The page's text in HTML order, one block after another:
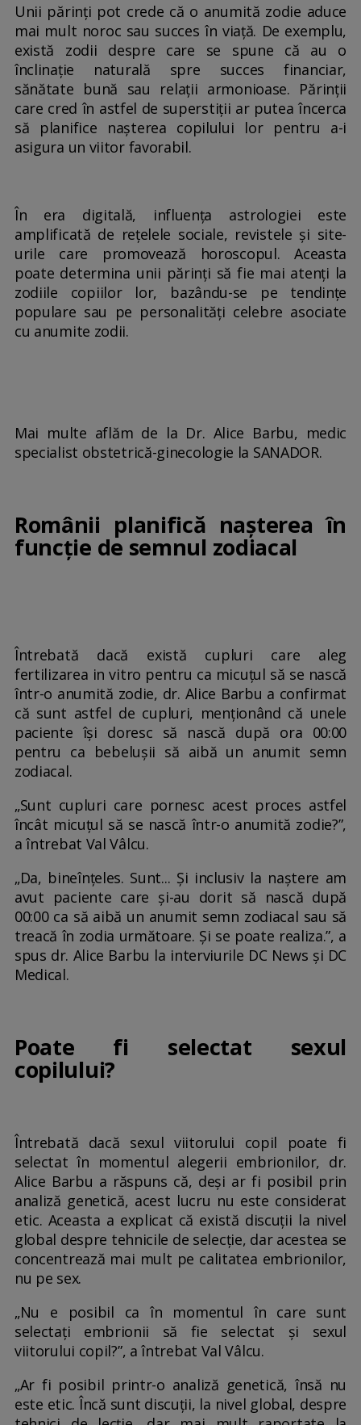
Unii părinți pot crede că o anumită zodie aduce
mai mult noroc sau succes în viață. De exemplu,
există zodii despre care se spune că au o
înclinație naturală spre succes financiar,
sănătate bună sau relații armonioase. Părinții
care cred în astfel de superstiții ar putea încerca
să planifice nașterea copilului lor pentru a-i
asigura un viitor favorabil.
În era digitală, influența astrologiei este
amplificată de rețelele sociale, revistele și site-
urile care promovează horoscopul. Aceasta
poate determina unii părinți să fie mai atenți la
zodiile copiilor lor, bazându-se pe tendințe
populare sau pe personalități celebre asociate
cu anumite zodii.
Mai multe aflăm de la Dr. Alice Barbu, medic
specialist obstetrică-ginecologie la SANADOR.
Românii planifică nașterea în
funcție de semnul zodiacal
Întrebată dacă există cupluri care aleg
fertilizarea in vitro pentru ca micuțul să se nască
într-o anumită zodie, dr. Alice Barbu a confirmat
că sunt astfel de cupluri, menționând că unele
paciente își doresc să nască după ora 00:00
pentru ca bebelușii să aibă un anumit semn
zodiacal.
„Sunt cupluri care pornesc acest proces astfel
încât micuțul să se nască într-o anumită zodie?”,
a întrebat Val Vâlcu.
„Da, bineînțeles. Sunt... Și inclusiv la naștere am
avut paciente care și-au dorit să nască după
00:00 ca să aibă un anumit semn zodiacal sau să
treacă în zodia următoare. Și se poate realiza.”, a
spus dr. Alice Barbu la interviurile DC News și DC
Medical.
Poate fi selectat sexul
copilului?
Întrebată dacă sexul viitorului copil poate fi
selectat în momentul alegerii embrionilor, dr.
Alice Barbu a răspuns că, deși ar fi posibil prin
analiză genetică, acest lucru nu este considerat
etic. Aceasta a explicat că există discuții la nivel
global despre tehnicile de selecție, dar acestea se
concentrează mai mult pe calitatea embrionilor,
nu pe sex.
„Nu e posibil ca în momentul în care sunt
selectați embrionii să fie selectat și sexul
viitorului copil?”, a întrebat Val Vâlcu.
„Ar fi posibil printr-o analiză genetică, însă nu
este etic. Încă sunt discuții, la nivel global, despre